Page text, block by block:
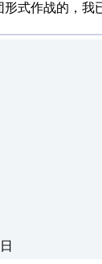
式作战的，